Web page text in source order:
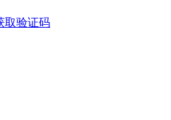
取验证码